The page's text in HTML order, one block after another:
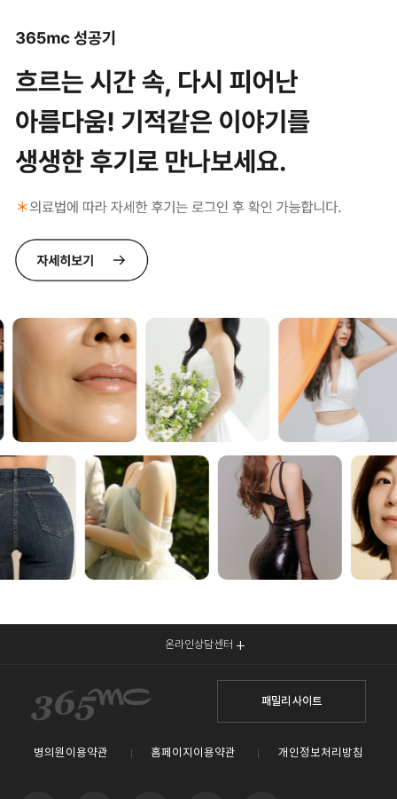
온라인상담센터
패밀리 사이트
병의원이용약관 홈페이지이용약관 개인정보처리방침